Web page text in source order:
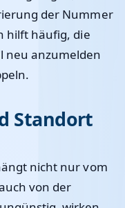
der Nummer
hilft häufig, die
neu anzumelden
Standort
nicht nur vom
von der